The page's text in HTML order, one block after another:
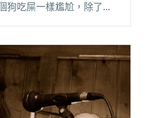
狗吃屎一樣尷尬，除了搏
尷尬！如何避免只要三步